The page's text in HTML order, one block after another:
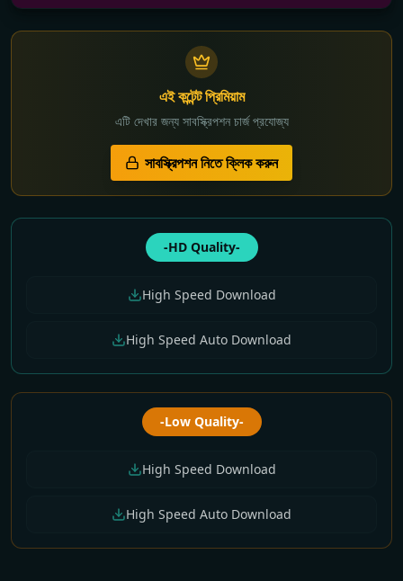
এই কন্টেন্ট প্রিমিয়াম
এটি দেখার জন্য সাবস্ক্রিপশন চার্জ প্রযোজ্য
সাবস্ক্রিপশন নিতে ক্লিক করুন
-HD Quality-
High Speed Download
High Speed Auto Download
-Low Quality-
High Speed Download
High Speed Auto Download